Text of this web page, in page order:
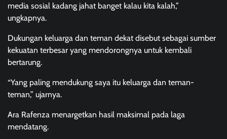
media sosial kadang jahat banget kalau kita kalah,”
ungkapnya.
Dukungan keluarga dan teman dekat disebut sebagai sumber
kekuatan terbesar yang mendorongnya untuk kembali
bertarung.
“Yang paling mendukung saya itu keluarga dan teman-
teman,” ujarnya.
Ara Rafenza menargetkan hasil maksimal pada laga
mendatang.